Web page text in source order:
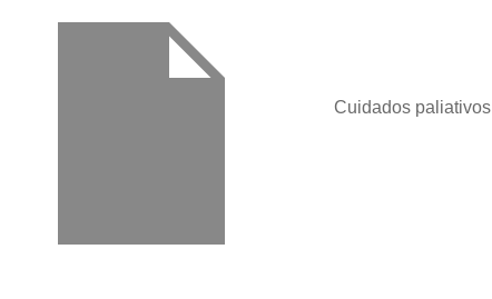
Cuidados paliativos